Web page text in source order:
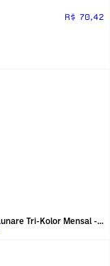
R$ 70,42
Coloridas Lunare Tri-Kolor Mensal - Sem Grau